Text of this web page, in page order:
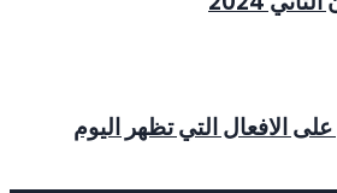
الافعال التي تظهر اليوم